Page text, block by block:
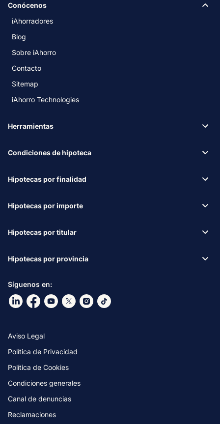
Síguenos en:
Ir a nuestro Linkdin
Ir a nuestro Facebook
Ir a nuestro canal de Youtube
Ir a nuestro X
Ir a nuestro Instagram
Ir a nuestro TikTok
Aviso Legal
Política de Privacidad
Política de Cookies
Condiciones generales
Canal de denuncias
Reclamaciones
Conócenos
iAhorradores
Blog
Sobre iAhorro
Contacto
Sitemap
iAhorro Technologies
Herramientas
Condiciones de hipoteca
Hipotecas por finalidad
Hipotecas por importe
Hipotecas por titular
Hipotecas por provincia